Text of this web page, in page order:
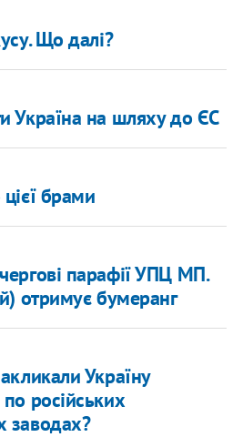
Що далі?
Україна на шляху до ЄС
брами
парафії УПЦ МП.
отримує бумеранг
Україну
російських
заводах?